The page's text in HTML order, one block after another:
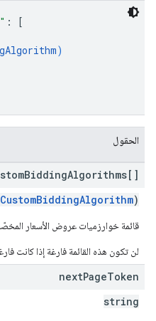
:
[
)
الحقول
BiddingAlgorithms[]
CustomBiddingAlgorithm)
قائمة خوارزميات عروض الأسعار
لن تكون هذه القائمة فارغة إذا كانت
nextPageToken
string